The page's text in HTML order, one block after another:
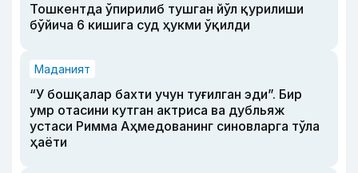
Тошкентда ўпирилиб тушган йўл қурилиши
бўйича 6 кишига суд ҳукми ўқилди
Маданият
“У бошқалар бахти учун туғилган эди”. Бир
умр отасини кутган актриса ва дубльяж
устаси Римма Аҳмедованинг синовларга тўла
ҳаёти